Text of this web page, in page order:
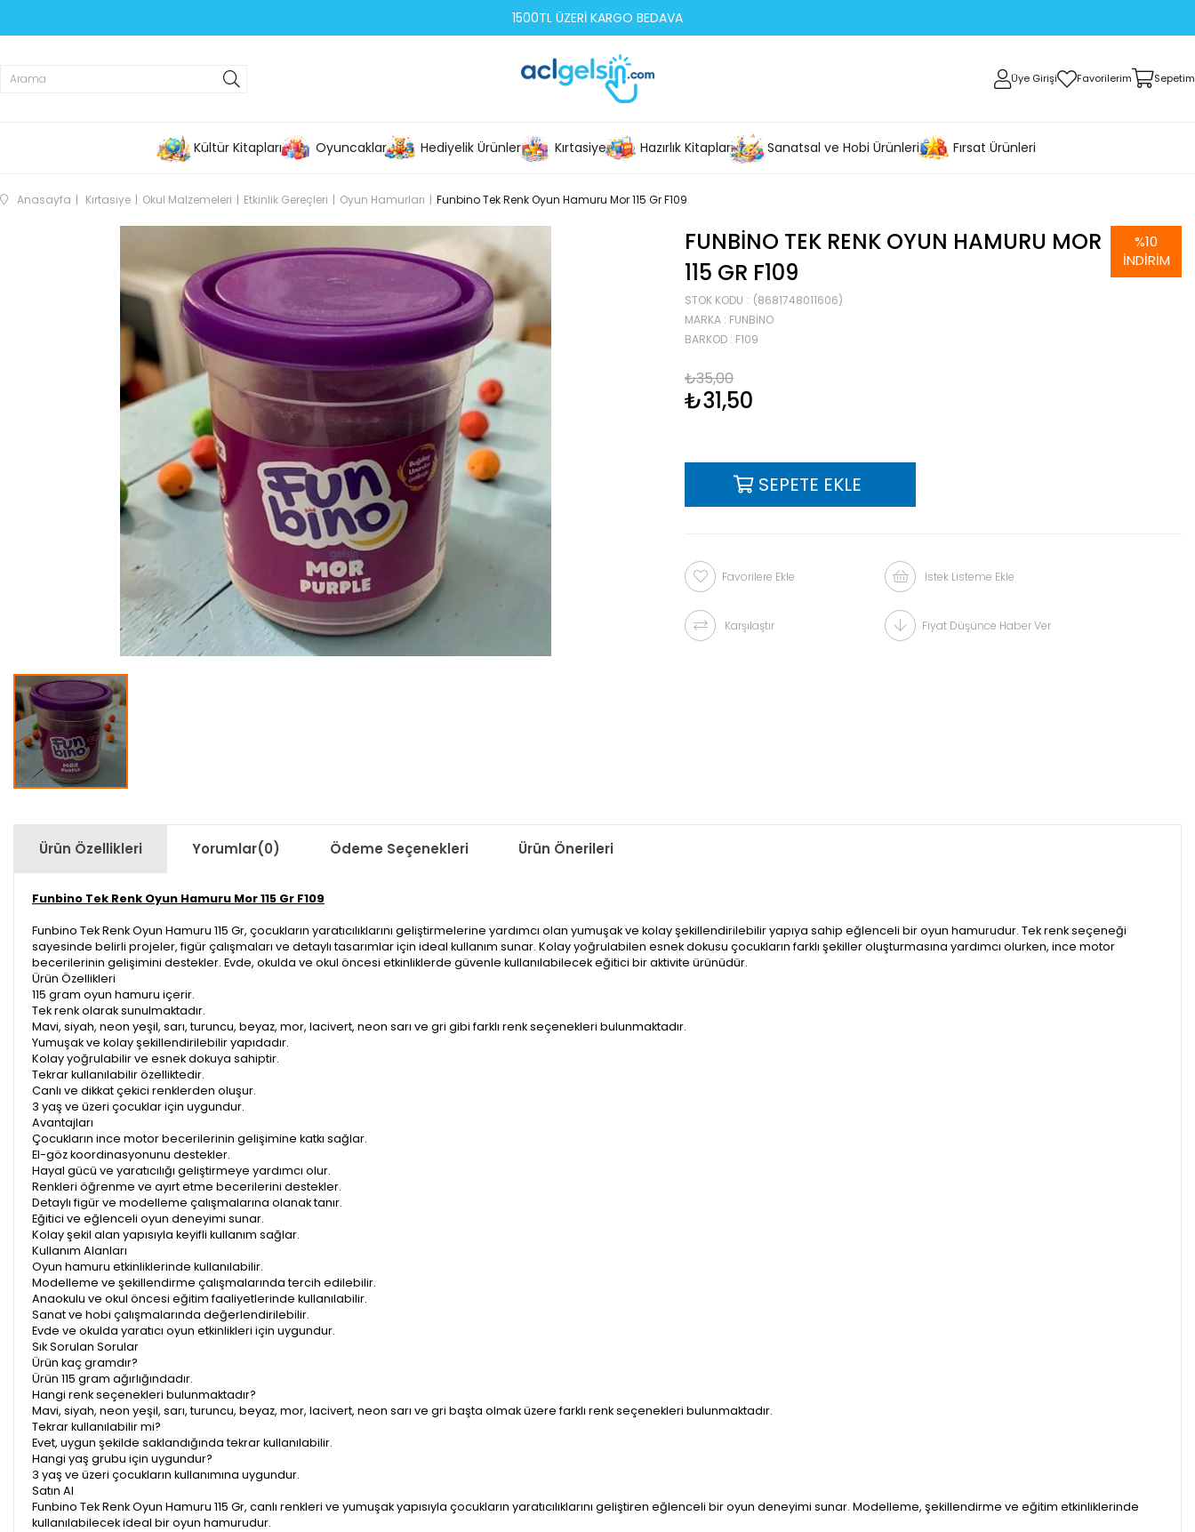
1500TL ÜZERİ KARGO BEDAVA
Üye Girişi Favorilerim Sepetim
Kültür Kitapları Oyuncaklar Hediyelik Ürünler Kırtasiye Hazırlık Kitapları Sanatsal ve Hobi Ürünleri Fırsat Ürünleri
Anasayfa Kırtasiye Okul Malzemeleri Etkinlik Gereçleri Oyun Hamurları Funbino Tek Renk Oyun Hamuru Mor 115 Gr F109
FUNBINO TEK RENK OYUN HAMURU MOR
115 GR F109
STOK KODU
(8681748011606)
MARKA : FUNBINO
BARKOD : F109
₺35,00
₺31,50
%10
İNDIRIM
Favorilere Ekle İstek Listeme Ekle
Karşılaştır Fiyat Düşünce Haber Ver
Ürün Özellikleri Yorumlar(0) Ödeme Seçenekleri Ürün Önerileri
Funbino Tek Renk Oyun Hamuru Mor 115 Gr F109
Funbino Tek Renk Oyun Hamuru 115 Gr, çocukların yaratıcılıklarını geliştirmelerine yardımcı olan yumuşak ve kolay şekillendirilebilir yapıya sahip eğlenceli bir oyun hamurudur. Tek renk seçeneği
sayesinde belirli projeler, figür çalışmaları ve detaylı tasarımlar için ideal kullanım sunar. Kolay yoğrulabilen esnek dokusu çocukların farklı şekiller oluşturmasına yardımcı olurken, ince motor
becerilerinin gelişimini destekler. Evde, okulda ve okul öncesi etkinliklerde güvenle kullanılabilecek eğitici bir aktivite ürünüdür.
Ürün Özellikleri
115 gram oyun hamuru içerir.
Tek renk olarak sunulmaktadır.
Mavi, siyah, neon yeşil, sarı, turuncu, beyaz, mor, lacivert, neon sarı ve gri gibi farklı renk seçenekleri bulunmaktadır.
Yumuşak ve kolay şekillendirilebilir yapıdadır.
Kolay yoğrulabilir ve esnek dokuya sahiptir.
Tekrar kullanılabilir özelliktedir.
Canlı ve dikkat çekici renklerden oluşur.
3 yaş ve üzeri çocuklar için uygundur.
Avantajları
Çocukların ince motor becerilerinin gelişimine katkı sağlar.
El-göz koordinasyonunu destekler.
Hayal gücü ve yaratıcılığı geliştirmeye yardımcı olur.
Renkleri öğrenme ve ayırt etme becerilerini destekler.
Detaylı figür ve modelleme çalışmalarına olanak tanır.
Eğitici ve eğlenceli oyun deneyimi sunar.
Kolay şekil alan yapısıyla keyifli kullanım sağlar.
Kullanım Alanları
Oyun hamuru etkinliklerinde kullanılabilir.
Modelleme ve şekillendirme çalışmalarında tercih edilebilir.
Anaokulu ve okul öncesi eğitim faaliyetlerinde kullanılabilir.
Sanat ve hobi çalışmalarında değerlendirilebilir.
Evde ve okulda yaratıcı oyun etkinlikleri için uygundur.
Sık Sorulan Sorular
Ürün kaç gramdır?
Ürün 115 gram ağırlığındadır.
Hangi renk seçenekleri bulunmaktadır?
Mavi, siyah, neon yeşil, sarı, turuncu, beyaz, mor, lacivert, neon sarı ve gri başta olmak üzere farklı renk seçenekleri bulunmaktadır.
Tekrar kullanılabilir mi?
Evet, uygun şekilde saklandığında tekrar kullanılabilir.
Hangi yaş grubu için uygundur?
3 yaş ve üzeri çocukların kullanımına uygundur.
Satın Al
Funbino Tek Renk Oyun Hamuru 115 Gr, canlı renkleri ve yumuşak yapısıyla çocukların yaratıcılıklarını geliştiren eğlenceli bir oyun deneyimi sunar. Modelleme, şekillendirme ve eğitim etkinliklerinde
kullanılabilecek ideal bir oyun hamurudur.